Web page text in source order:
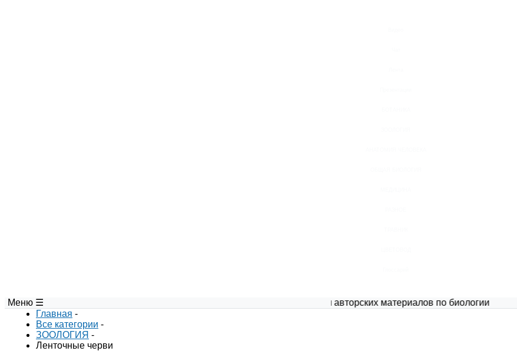
Меню ☰
Портал авторских материалов по биологии
Главная -
Все категории -
ЗООЛОГИЯ -
Ленточные черви